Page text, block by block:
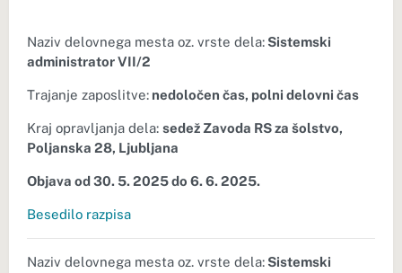
Naziv delovnega mesta oz. vrste dela: Sistemski
administrator VII/2
Trajanje zaposlitve: nedoločen čas, polni delovni čas
Kraj opravljanja dela: sedež Zavoda RS za šolstvo,
Poljanska 28, Ljubljana
Objava od 30. 5. 2025 do 6. 6. 2025.
Besedilo razpisa
Naziv delovnega mesta oz. vrste dela: Sistemski